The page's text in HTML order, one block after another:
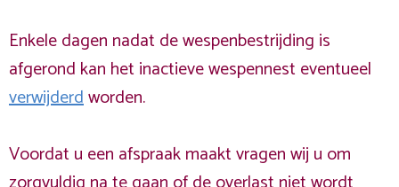
Enkele dagen nadat de wespenbestrijding is
afgerond kan het inactieve wespennest eventueel
verwijderdworden.
Voordat u een afspraak maakt vragen wij u om